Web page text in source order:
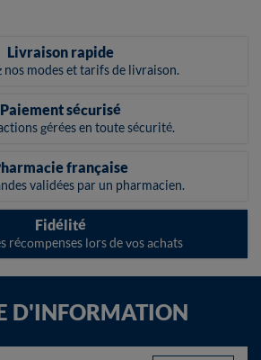
Livraison rapide
nos modes et tarifs de livraison.
Paiement sécurisé
gérées en toute sécurité.
française
validées par un pharmacien.
Fidélité
récompenses lors de vos achats
D'INFORMATION